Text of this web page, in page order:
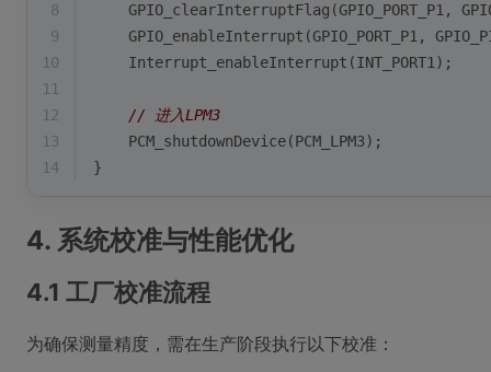
8
GPIO_clearInterruptFlag(GPIO_PORT_P1,
9
GPIO_enableInterrupt(GPIO_PORT_P1,
10
    Interrupt_enableInterrupt(INT_PORT1);
11
12
// 进入LPM3
13
    PCM_shutdownDevice(PCM_LPM3);
14
}
4. 系统校准与性能优化
4.1 工厂校准流程
为确保测量精度，需在生产阶段执行以下校准：